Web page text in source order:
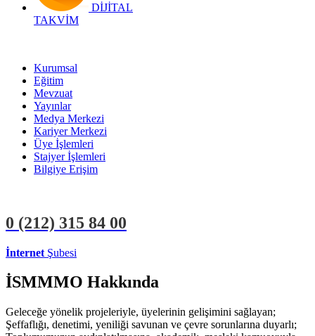
DİJİTAL
TAKVİM
Kurumsal
Eğitim
Mevzuat
Yayınlar
Medya Merkezi
Kariyer Merkezi
Üye İşlemleri
Stajyer İşlemleri
Bilgiye Erişim
0 (212) 315 84 00
İnternet Şubesi
İSMMMO Hakkında
Geleceğe yönelik projeleriyle, üyelerinin gelişimini sağlayan;
Şeffaflığı, denetimi, yeniliği savunan ve çevre sorunlarına duyarlı;